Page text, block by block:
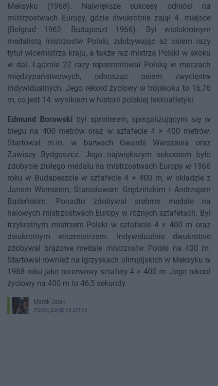
Meksyku (1968). Największe sukcesy odniósł na
mistrzostwach Europy, gdzie dwukrotnie zajął 4. miejsce
(Belgrad 1962, Budapeszt 1966). Był wielokrotnym
medalistą mistrzostw Polski, zdobywając aż osiem razy
tytuł wicemistrza kraju, a także raz mistrza Polski w skoku
w dal. Łącznie 22 razy reprezentował Polskę w meczach
międzypaństwowych, odnosząc osiem zwycięstw
indywidualnych. Jego rekord życiowy w trójskoku to 16,76
m, co jest 14. wynikiem w historii polskiej lekkoatletyki.
Edmund Borowski był sprinterem, specjalizującym się w
biegu na 400 metrów oraz w sztafecie 4 × 400 metrów.
Startował m.in. w barwach Gwardii Warszawa oraz
Zawiszy Bydgoszcz. Jego największym sukcesem było
zdobycie złotego medalu na mistrzostwach Europy w 1966
roku w Budapeszcie w sztafecie 4 × 400 m, w składzie z
Janem Wernerem, Stanisławem Grędzińskim i Andrzejem
Badeńskim. Ponadto zdobywał srebrne medale na
halowych mistrzostwach Europy w różnych sztafetach. Był
trzykrotnym mistrzem Polski w sztafecie 4 × 400 m oraz
dwukrotnym wicemistrzem. Indywidualnie dwukrotnie
zdobywał brązowe medale mistrzostw Polski na 400 m.
Startował również na igrzyskach olimpijskich w Meksyku w
1968 roku jako rezerwowy sztafety 4 × 400 m. Jego rekord
życiowy na 400 m to 46,5 sekundy.
Marek Jasik
marek.jasik@ino.online